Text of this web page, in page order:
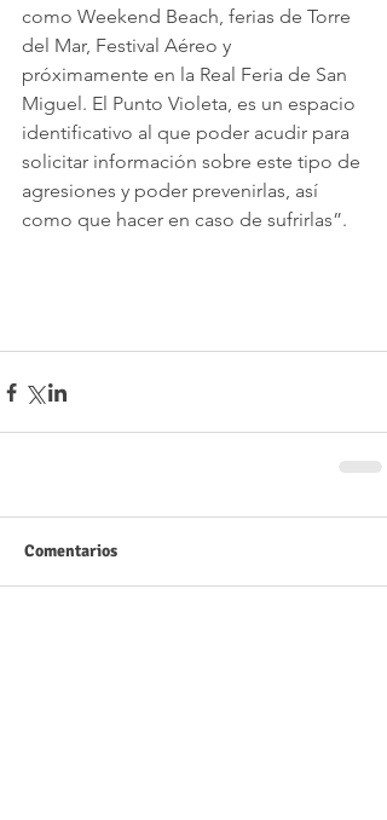
como Weekend Beach, ferias de Torre
del Mar, Festival Aéreo y
próximamente en la Real Feria de San
Miguel. El Punto Violeta, es un espacio
identificativo al que poder acudir para
solicitar información sobre este tipo de
agresiones y poder prevenirlas, así
como que hacer en caso de sufrirlas”.
Comentarios